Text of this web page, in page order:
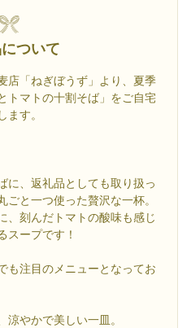
ついて
店「ねぎぼうず」より、夏季
トマトの十割そば」をご自宅
ます。
に、返礼品としても取り扱っ
と一つ使った贅沢な一杯。
、刻んだトマトの酸味も感じ
スープです！
も注目のメニューとなってお
涼やかで美しい一皿。